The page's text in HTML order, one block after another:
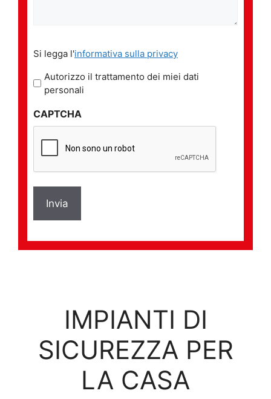
legga
l'informativa
sulla
*
Si legga l'informativa sulla privacy
Autorizzo il trattamento dei miei dati
personali
CAPTCHA
IMPIANTI DI
SICUREZZA PER
LA CASA